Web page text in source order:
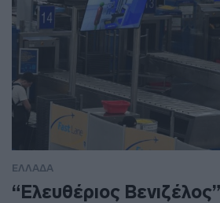
ΕΛΛΑΔΑ
“Ελευθέριος